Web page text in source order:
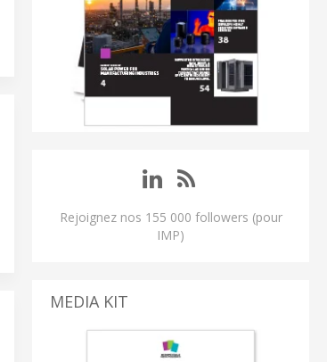
Rejoignez nos 155 000 followers (pour
IMP)
MEDIA KIT